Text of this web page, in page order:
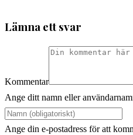
Lämna ett svar
Kommentar
Ange ditt namn eller
Ange din e-postadress för att